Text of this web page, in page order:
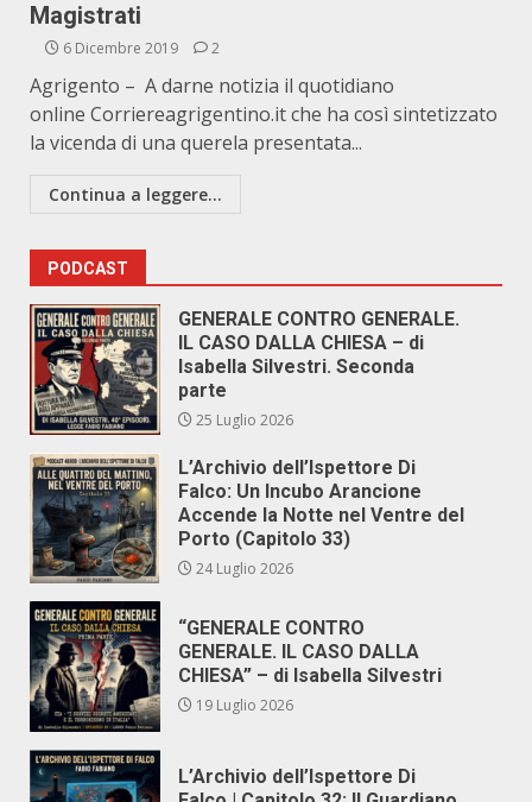
Magistrati
6 Dicembre 2019 2
Agrigento – A darne notizia il quotidiano
online Corriereagrigentino.it che ha così sintetizzato
la vicenda di una querela presentata...
Continua a leggere...
PODCAST
GENERALE CONTRO GENERALE.
IL CASO DALLA CHIESA – di
Isabella Silvestri. Seconda
parte
25 Luglio 2026
L’Archivio dell’Ispettore Di
Falco: Un Incubo Arancione
Accende la Notte nel Ventre del
Porto (Capitolo 33)
24 Luglio 2026
“GENERALE CONTRO
GENERALE. IL CASO DALLA
CHIESA” – di Isabella Silvestri
19 Luglio 2026
L’Archivio dell’Ispettore Di